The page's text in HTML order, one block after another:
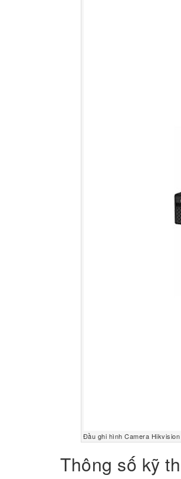
Đầu ghi hình Camera
Thông số kỹ